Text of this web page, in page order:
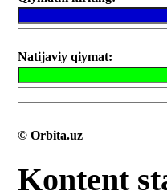
Natijaviy qiymat:
© Orbita.uz
Kontent